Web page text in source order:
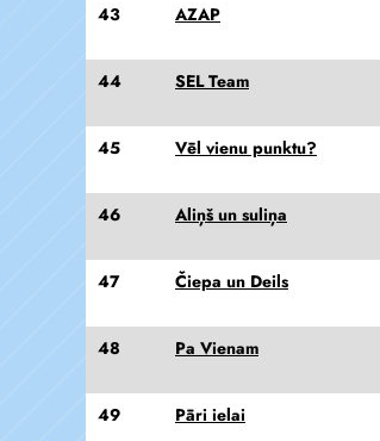
43 AZAP
44 SEL Team
45 Vēl vienu punktu?
46 Aliņš un suliņa
47 Čiepa un Deils
48 Pa Vienam
49 Pāri ielai